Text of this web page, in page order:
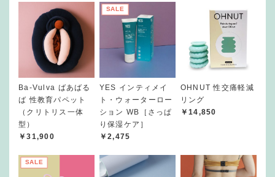
Ba-Vulva ばあばる
ば 性教育パペット
（クリトリス一体
型）
￥31,900
SALE
YES インティメイ
ト・ウォーターロー
ション WB［さっぱ
り保湿ケア］
￥2,475
OHNUT 性交痛軽減
リング
￥14,850
SALE